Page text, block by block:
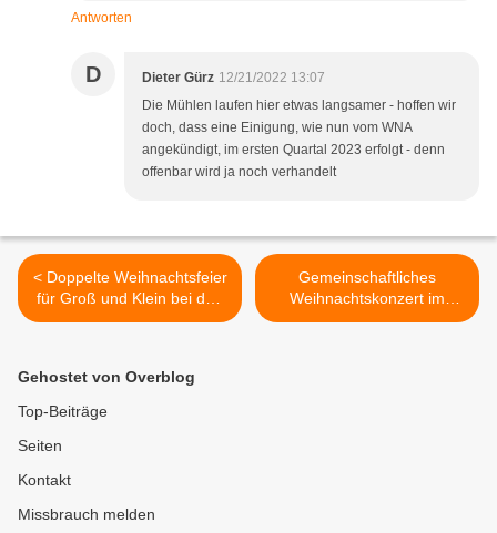
Antworten
D Dieter Gürz 12/21/2022 13:07
Die Mühlen laufen hier etwas langsamer - hoffen wir
doch, dass eine Einigung, wie nun vom WNA
angekündigt, im ersten Quartal 2023 erfolgt - denn
offenbar wird ja noch verhandelt
< Doppelte Weihnachtsfeier
für Groß und Klein bei den
NaturFreunden in
Gemeinschaftliches
Weihnachtskonzert im
MainCenter mit den
Gehostet von Overblog
Top-Beiträge
Seiten
Kontakt
Missbrauch melden